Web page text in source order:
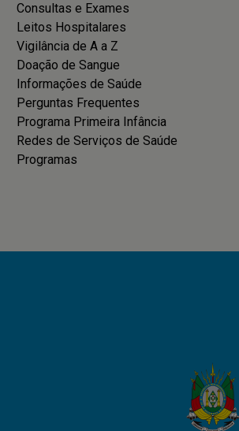
Consultas e Exames
Leitos Hospitalares
Vigilância de A a Z
Doação de Sangue
Informações de Saúde
Perguntas Frequentes
Programa Primeira Infância
Redes de Serviços de Saúde
Programas